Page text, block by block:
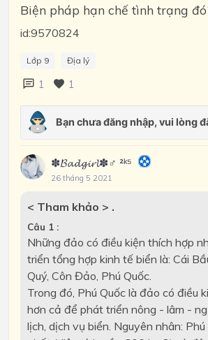
Biện pháp hạn chế tình trạng
id:9570824
Lớp 9 Địa lý
1 1
✽𝓑𝓪𝓭𝓰𝓲𝓻𝓵✽♂ ²ᵏ⁵
26 tháng 5 2021
< Tham khảo > .
Câu 1 :
Những đảo có điều kiện thích hợp
triển tổng hợp kinh tế biển là: Cái
Quý, Côn Đảo, Phú Quốc.
Trong đó, Phú Quốc là đảo có điều
hơn cả để phát triển nông - lâm -
lịch, dịch vụ biển. Nguyên nhân: